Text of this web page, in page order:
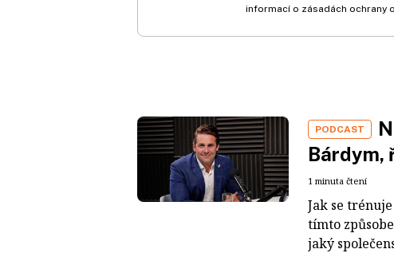
informací o zásadách ochrany
PODCAST
Bárdym,
1 minuta čtení
Jak se
tímto
jaký